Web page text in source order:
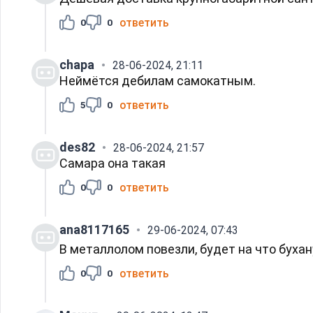
0 0 ответить
chapa 28-06-2024, 21:11
Неймётся дебилам самокатным.
5 0 ответить
des82 28-06-2024, 21:57
Самара она такая
0 0 ответить
ana8117165 29-06-2024, 07:43
В металлолом повезли, будет на что
0 0 ответить